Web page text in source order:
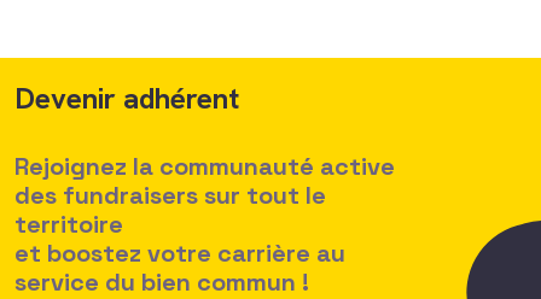
Devenir adhérent
Rejoignez la communauté active
des fundraisers sur tout le
territoire
et boostez votre carrière au
service du bien commun !